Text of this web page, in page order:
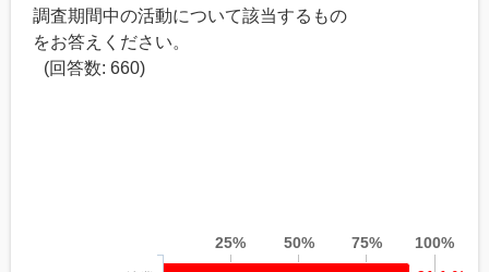
調査期間中の活動について該当するもの
をお答えください。
(回答数: 660)
25% 50% 75% 100%